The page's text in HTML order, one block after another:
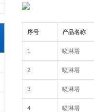
序号 产品名称
1 喷淋塔
2 喷淋塔
3 喷淋塔
4 喷淋塔